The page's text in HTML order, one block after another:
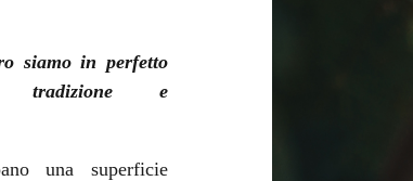
siamo in perfetto
tradizione e
una superficie